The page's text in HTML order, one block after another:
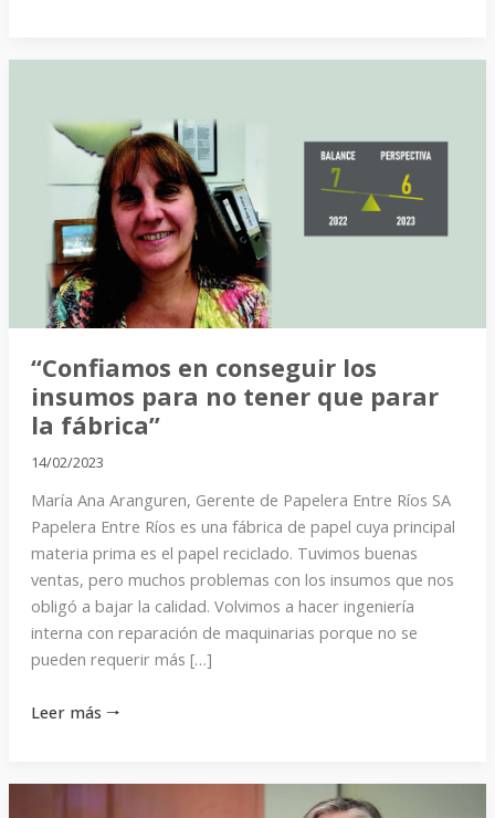
“Confiamos en conseguir los
insumos para no tener que parar
la fábrica”
14/02/2023
María Ana Aranguren, Gerente de Papelera Entre Ríos SA
Papelera Entre Ríos es una fábrica de papel cuya principal
materia prima es el papel reciclado. Tuvimos buenas
ventas, pero muchos problemas con los insumos que nos
obligó a bajar la calidad. Volvimos a hacer ingeniería
interna con reparación de maquinarias porque no se
pueden requerir más […]
conseguir
insumos
para
tener
que
parar
la
fábrica”
Leer más 🠒
“Nos